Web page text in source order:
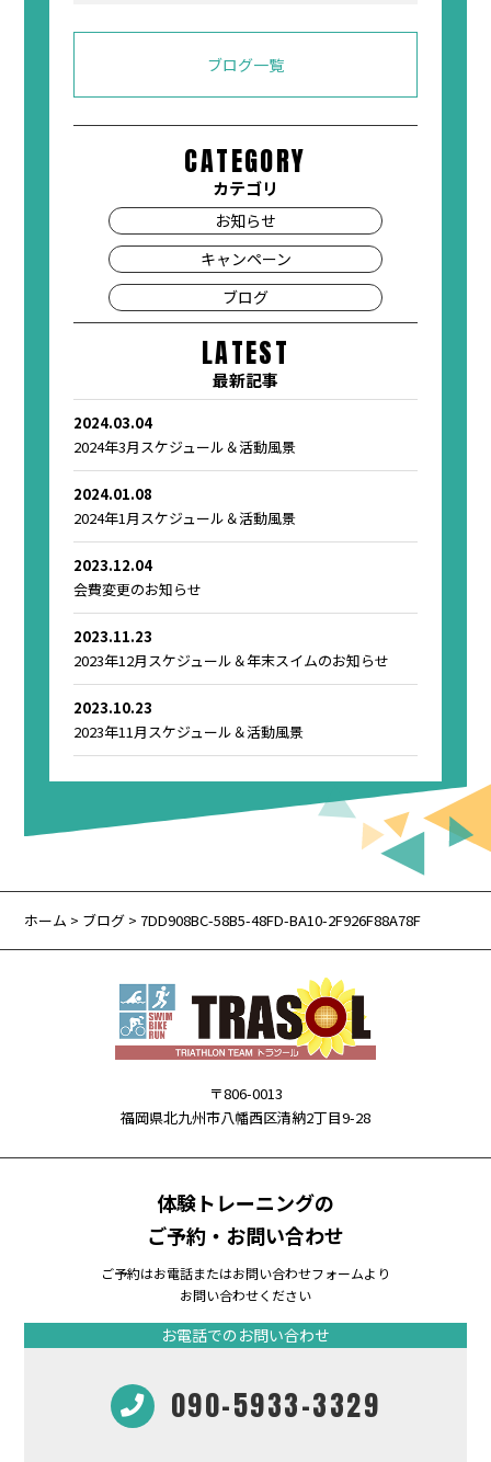
ブログ一覧
CATEGORY
カテゴリ
お知らせ
キャンペーン
ブログ
LATEST
最新記事
2024.03.04
2024年3月スケジュール＆活動風景
2024.01.08
2024年1月スケジュール＆活動風景
2023.12.04
会費変更のお知らせ
2023.11.23
2023年12月スケジュール＆年末スイムのお知らせ
2023.10.23
2023年11月スケジュール＆活動風景
ホーム > ブログ > 7DD908BC-58B5-48FD-BA10-2F926F88A78F
〒806-0013
福岡県北九州市八幡西区清納2丁目9-28
体験トレーニングの
ご予約・お問い合わせ
ご予約はお電話またはお問い合わせフォームより
お問い合わせください
お電話でのお問い合わせ
090-5933-3329